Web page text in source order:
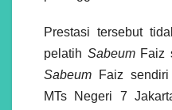
Prestasi tersebut
pelatih SabeumFaiz
Sabeum Faiz
MTs Negeri 7